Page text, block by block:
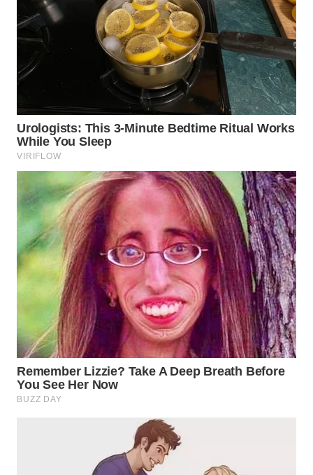
WN
KARAWANG
BEKASI
WN
BOGOR
WN
DEPOK
WN
TAPANULI
UTARA
WN
SAMOSIR
WN
PADANG
LAWAS